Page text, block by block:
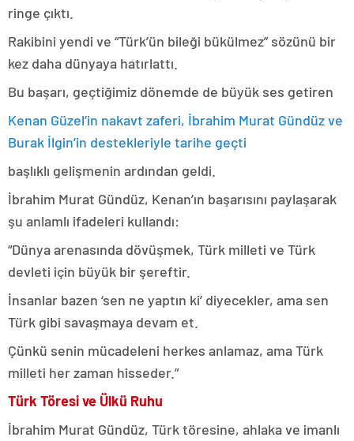
ringe çıktı.
Rakibini yendi ve “Türk’ün bileği bükülmez” sözünü bir
kez daha dünyaya hatırlattı.
Bu başarı, geçtiğimiz dönemde de büyük ses getiren
Kenan Güzel’in nakavt zaferi, İbrahim Murat Gündüz ve
Burak İlgin’in destekleriyle tarihe geçti
başlıklı gelişmenin ardından geldi.
İbrahim Murat Gündüz, Kenan’ın başarısını paylaşarak
şu anlamlı ifadeleri kullandı:
“Dünya arenasında dövüşmek, Türk milleti ve Türk
devleti için büyük bir şereftir.
İnsanlar bazen ‘sen ne yaptın ki’ diyecekler, ama sen
Türk gibi savaşmaya devam et.
Çünkü senin mücadeleni herkes anlamaz, ama Türk
milleti her zaman hisseder.”
Türk Töresi ve Ülkü Ruhu
İbrahim Murat Gündüz, Türk töresine, ahlaka ve imanlı